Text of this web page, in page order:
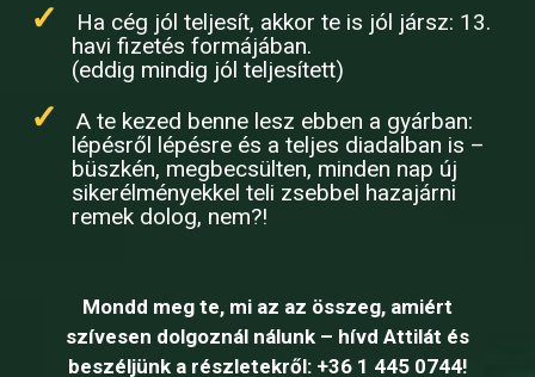
Ha cég jól teljesít, akkor te is jól jársz: 13.
havi fizetés formájában.
(eddig mindig jól teljesített)
A te kezed benne lesz ebben a gyárban:
lépésről lépésre és a teljes diadalban is –
büszkén, megbecsülten, minden nap új
sikerélményekkel teli zsebbel hazajárni
remek dolog, nem?!
Mondd meg te, mi az az összeg, amiért
szívesen dolgoznál nálunk – hívd Attilát és
beszéljünk a részletekről: +36 1 445 0744!